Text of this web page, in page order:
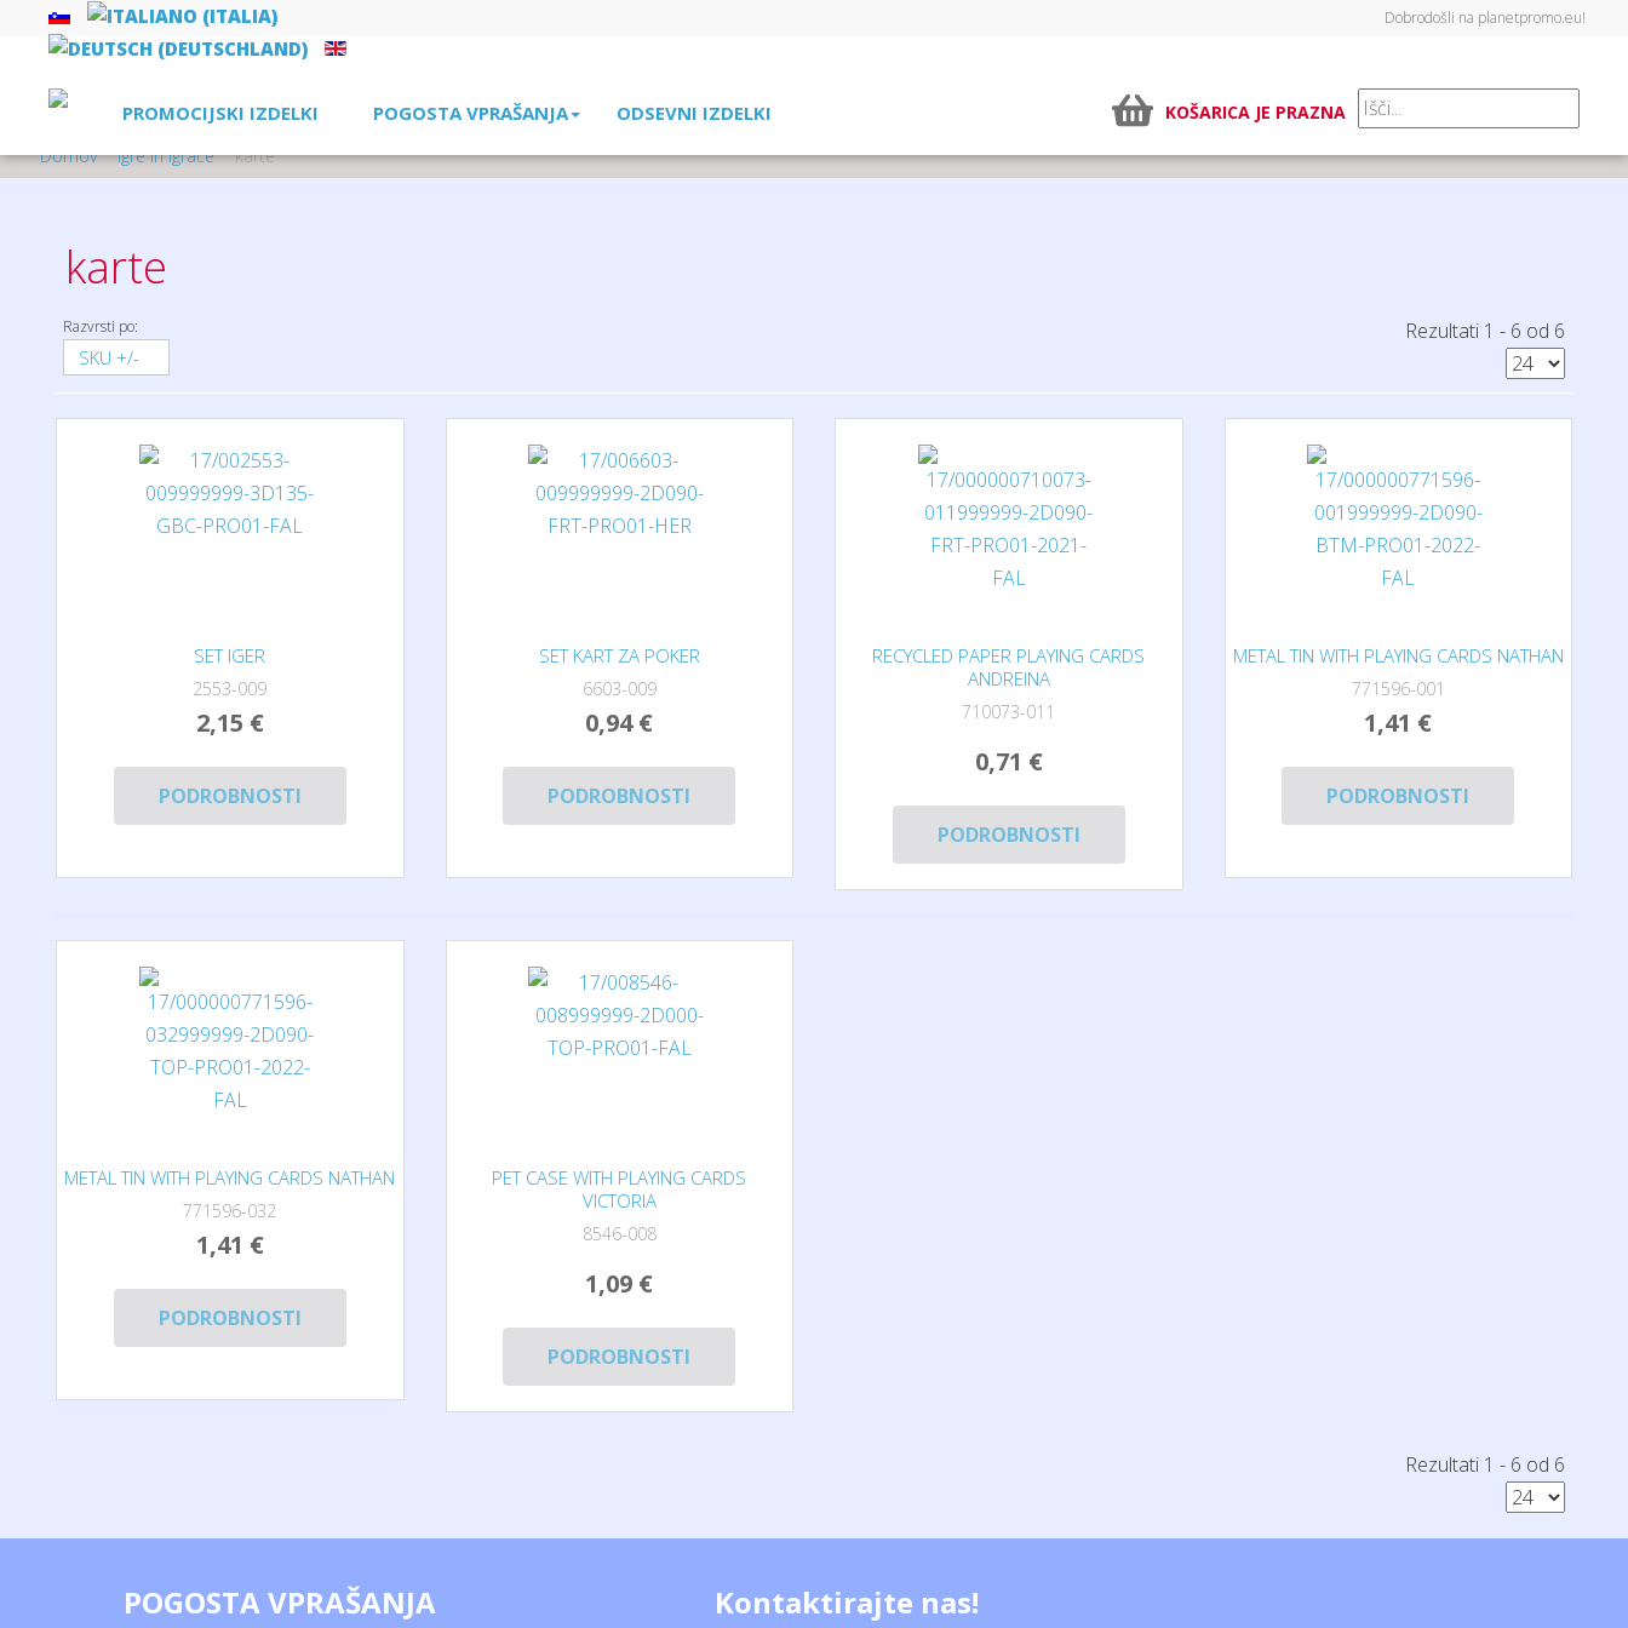
Dobrodošli na planetpromo.eu!
PROMOCIJSKI IZDELKI POGOSTA VPRAŠANJA ODSEVNI IZDELKI
KOŠARICA JE PRAZNA
Domov
igre in igrače karte
karte
Razvrsti po:
SKU +/-
Rezultati 1 - 6 od 6
SET IGER
2553-009
2,15 €
PODROBNOSTI
SET KART ZA POKER
6603-009
0,94 €
PODROBNOSTI
RECYCLED PAPER PLAYING CARDS
ANDREINA
710073-011
0,71 €
PODROBNOSTI
METAL TIN WITH PLAYING CARDS NATHAN
771596-001
1,41 €
PODROBNOSTI
METAL TIN WITH PLAYING CARDS NATHAN
771596-032
1,41 €
PODROBNOSTI
PET CASE WITH PLAYING CARDS
VICTORIA
8546-008
1,09 €
PODROBNOSTI
Rezultati 1 - 6 od 6
POGOSTA VPRAŠANJA Kontaktirajte nas!